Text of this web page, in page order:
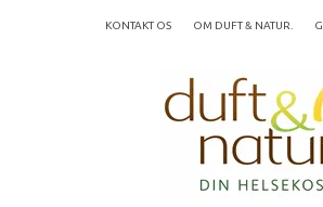
KONTAKT OS OM DUFT & NATUR.